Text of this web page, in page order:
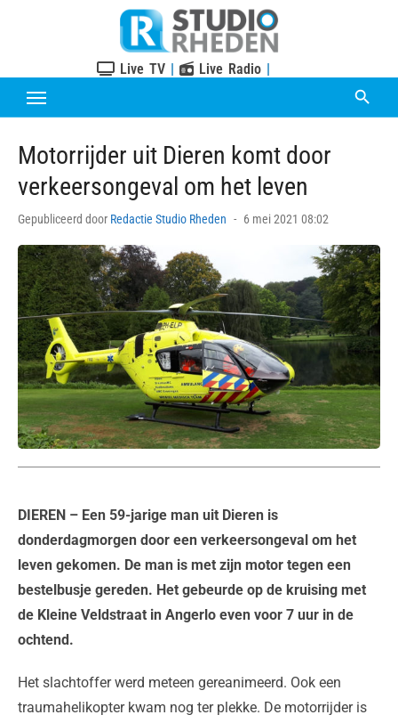
Live TV | Live Radio |
Motorrijder uit Dieren komt door
verkeersongeval om het leven
Gepubliceerd door Redactie Studio Rheden
Posted
6 mei 2021 08:02
DIEREN – Een 59-jarige man uit Dieren is
donderdagmorgen door een verkeersongeval om het
leven gekomen. De man is met zijn motor tegen een
bestelbusje gereden. Het gebeurde op de kruising met
de Kleine Veldstraat in Angerlo even voor 7 uur in de
ochtend.
Het slachtoffer werd meteen gereanimeerd. Ook een
traumahelikopter kwam nog ter plekke. De motorrijder is